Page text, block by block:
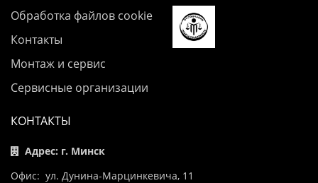
Обработка файлов cookie
Контакты
Монтаж и сервис
Сервисные организации
КОНТАКТЫ
Адрес: г. Минск
Офис: ул. Дунина-Марцинкевича, 11